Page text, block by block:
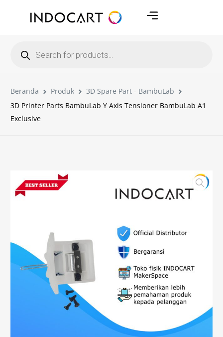
Beranda Produk
3D Spare Part - BambuLab
3D Printer Parts BambuLab Y Axis Tensioner BambuLab A1
Exclusive